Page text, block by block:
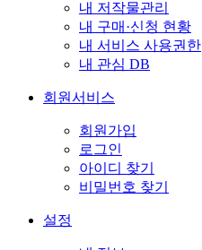
내 저작물관리
내 구매·신청 현황
내 서비스 사용권한
내 관심 DB
회원서비스
회원가입
로그인
아이디 찾기
비밀번호 찾기
설정